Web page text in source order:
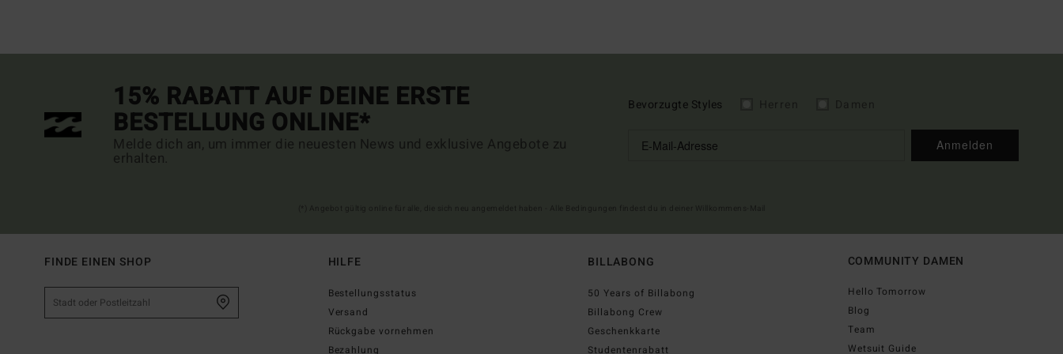
15% RABATT AUF DEINE ERSTE
BESTELLUNG ONLINE*
Melde dich an, um immer die neuesten News und exklusive Angebote zu
erhalten.
Bevorzugte Styles
Anmelden
FINDE EINEN SHOP HILFE
Bestellungsstatus
Versand
Rückgabe vornehmen
Bezahlung
BILLABONG
50 Years of Billabong
Billabong Crew
Geschenkkarte
Studentenrabatt
COMMUNITY DAMEN
Hello Tomorrow
Blog
Team
Wetsuit Guide